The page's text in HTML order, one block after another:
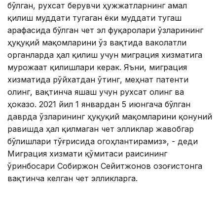
бўлган, рухсат берувчи ҳужжатларнинг амал
қилиш муддати тугаган ёки муддати тугаш
арафасида бўлган чет эл фуқаролари ўзларининг
ҳуқуқий мақомларини ўз вақтида ваколатли
органларда ҳал қилиш учун миграция хизматига
мурожаат қилишлари керак. Яъни, миграция
хизматида рўйхатдан ўтинг, меҳнат патенти
олинг, вақтинча яшаш учун рухсат олинг ва
ҳоказо. 2021 йил 1 январдан 5 июнгача бўлган
даврда ўзларининг ҳуқуқий мақомларини қонуний
равишда ҳал қилмаган чет элликлар жавобгар
бўлишлари тўғрисида огоҳлантирамиз», - деди
Миграция хизмати қўмитаси раисининг
ўринбосари Собиржон Сейитжонов Қозоғистонга
вақтинча келган чет элликларга.